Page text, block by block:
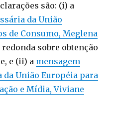
são: (i) a
da União
de Consumo, Meglena
redonda sobre obtenção
e (ii) a mensagem
da União Européia para
e Mídia, Viviane